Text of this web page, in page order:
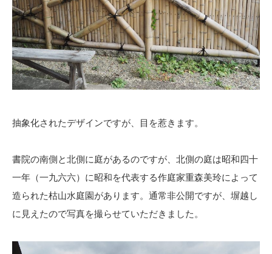
抽象化されたデザインですが、目を惹きます。
書院の南側と北側に庭があるのですが、北側の庭は昭和四十
一年（一九六六）に昭和を代表する作庭家重森美玲によって
造られた枯山水庭園があります。通常非公開ですが、塀越し
に見えたので写真を撮らせていただきました。